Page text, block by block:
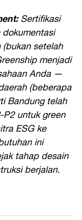
Sertifikasi
setelah
menjadi
Anda —
(beberapa
Bandung telah
untuk green
ESG ke
ini
tahap desain
berjalan.